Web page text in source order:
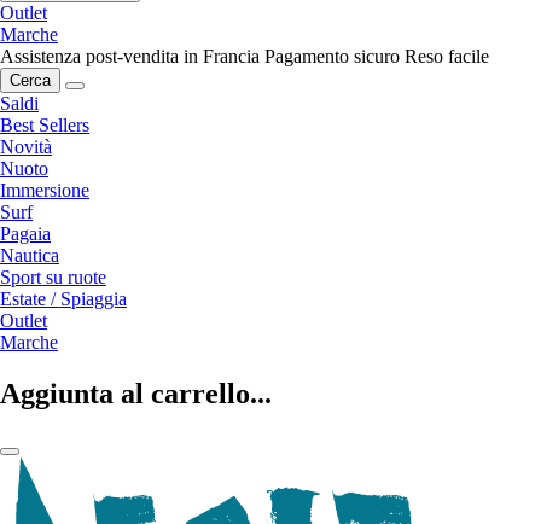
Outlet
Marche
Assistenza post-vendita in Francia Pagamento sicuro Reso facile
Cerca
Saldi
Best Sellers
Novità
Nuoto
Immersione
Surf
Pagaia
Nautica
Sport su ruote
Estate / Spiaggia
Outlet
Marche
Aggiunta al carrello...